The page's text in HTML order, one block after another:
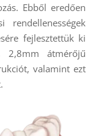
Ebből eredően
fejlesztettük ki
2,8mm átmérőjű
valamint ezt